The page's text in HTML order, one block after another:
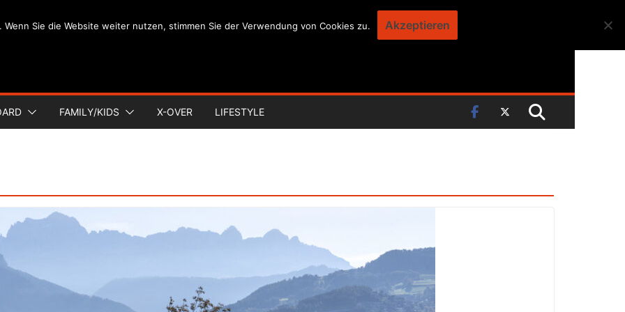
FAMILY/KIDS X-OVER LIFESTYLE
Wenn Sie die Website weiter nutzen, stimmen Sie der Verwendung von Cookies zu. Akzeptieren